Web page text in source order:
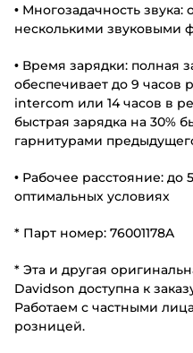
• Многозадачность
несколькими звуковыми
• Время зарядки: полная
обеспечивает до 9 часов
intercom или 14 часов в
быстрая зарядка на 30%
гарнитурами
• Рабочее расстояние: до
оптимальных условиях
* Парт номер: 76001178A
* Эта и другая
Davidson доступна к
Работаем с частными
розницей.